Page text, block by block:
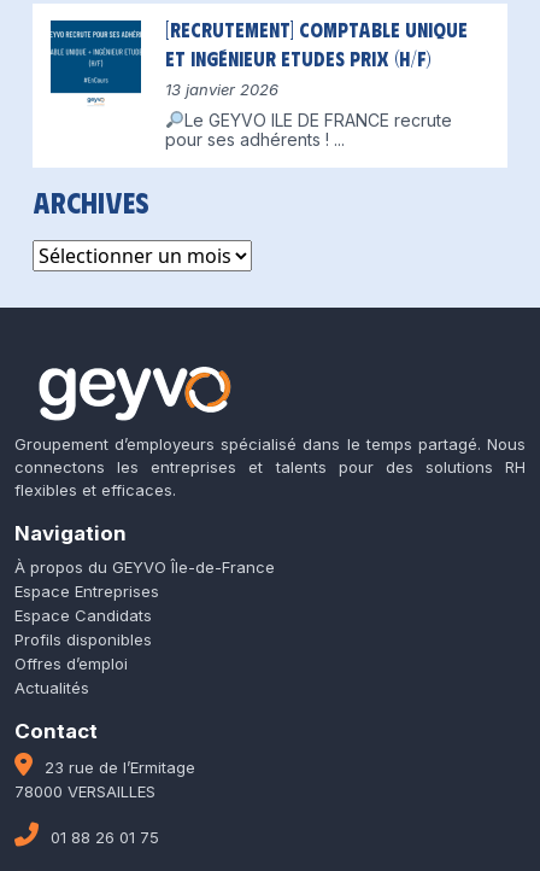
[Recrutement] Comptable unique
et Ingénieur Etudes Prix (H/F)
13 janvier 2026
Le GEYVO ILE DE FRANCE recrute
pour ses adhérents ! ...
Archives
Archives
Groupement d’employeurs spécialisé dans le temps partagé. Nous
connectons les entreprises et talents pour des solutions RH
flexibles et efficaces.
Navigation
À propos du GEYVO Île-de-France
Espace Entreprises
Espace Candidats
Profils disponibles
Offres d’emploi
Actualités
Contact
23 rue de l’Ermitage
78000 VERSAILLES
01 88 26 01 75